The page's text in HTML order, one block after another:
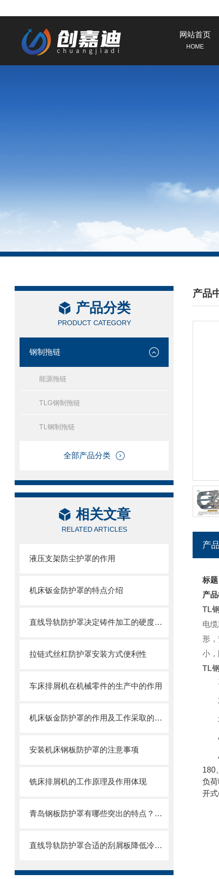
网站首页
HOME
产品分类
PRODUCT CATEGORY
钢制拖链
能源拖链
TLG钢制拖链
TL钢制拖链
全部产品分类
相关文章
RELATED ARTICLES
液压支架防尘护罩的作用
机床钣金防护罩的特点介绍
直线导轨防护罩决定铸件加工的硬度值指标
拉链式丝杠防护罩安装方式便利性
车床排屑机在机械零件的生产中的作用
机床钣金防护罩的作用及工作采取的方法
安装机床钢板防护罩的注意事项
铣床排屑机的工作原理及作用体现
青岛钢板防护罩有哪些突出的特点？还不快来了解一下
直线导轨防护罩合适的刮屑板降低冷却液的渗入
产品
/
产
标
产
TL
电
形
小
TL
180
负
开